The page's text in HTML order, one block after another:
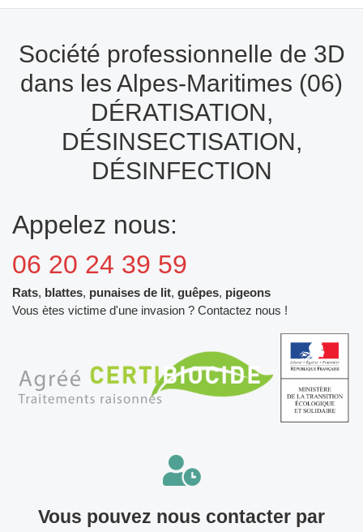
Société professionnelle de 3D
dans les Alpes-Maritimes (06)
DÉRATISATION,
DÉSINSECTISATION,
DÉSINFECTION
Appelez nous:
06 20 24 39 59
Rats, blattes, punaises de lit, guêpes, pigeons
Vous ètes victime d'une invasion ? Contactez nous !
Vous pouvez nous contacter par